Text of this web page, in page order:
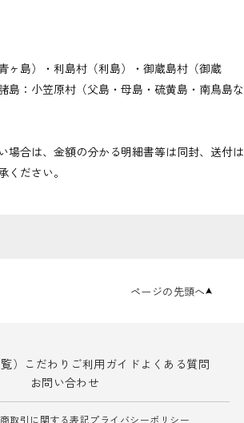
ヶ島）・利島村（利島）・御蔵島村（御蔵
島：小笠原村（父島・母島・硫黄島・南鳥島な
場合は、金額の分かる明細書等は同封、送付は
ください。
ページの先頭へ
） こだわり ご利用ガイド よくある質問
お問い合わせ
取引に関する表記プライバシーポリシー